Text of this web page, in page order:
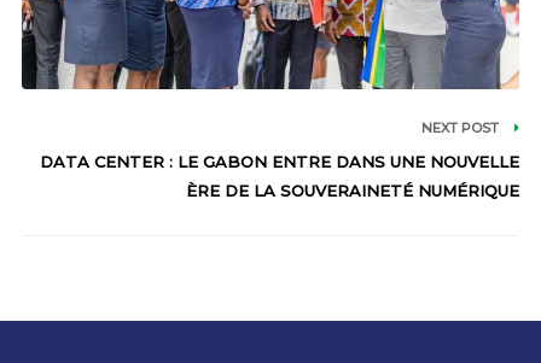
NEXT POST
DATA CENTER : LE GABON ENTRE DANS UNE NOUVELLE
ÈRE DE LA SOUVERAINETÉ NUMÉRIQUE